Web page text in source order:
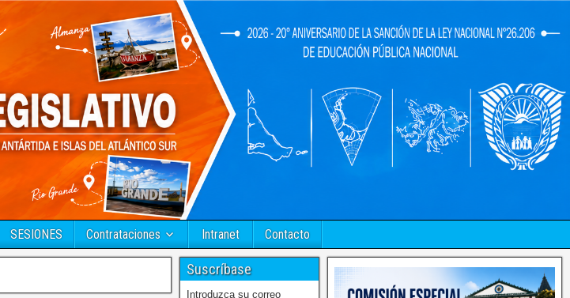
SESIONES Contrataciones Intranet Contacto
Suscríbase
Introduzca su correo